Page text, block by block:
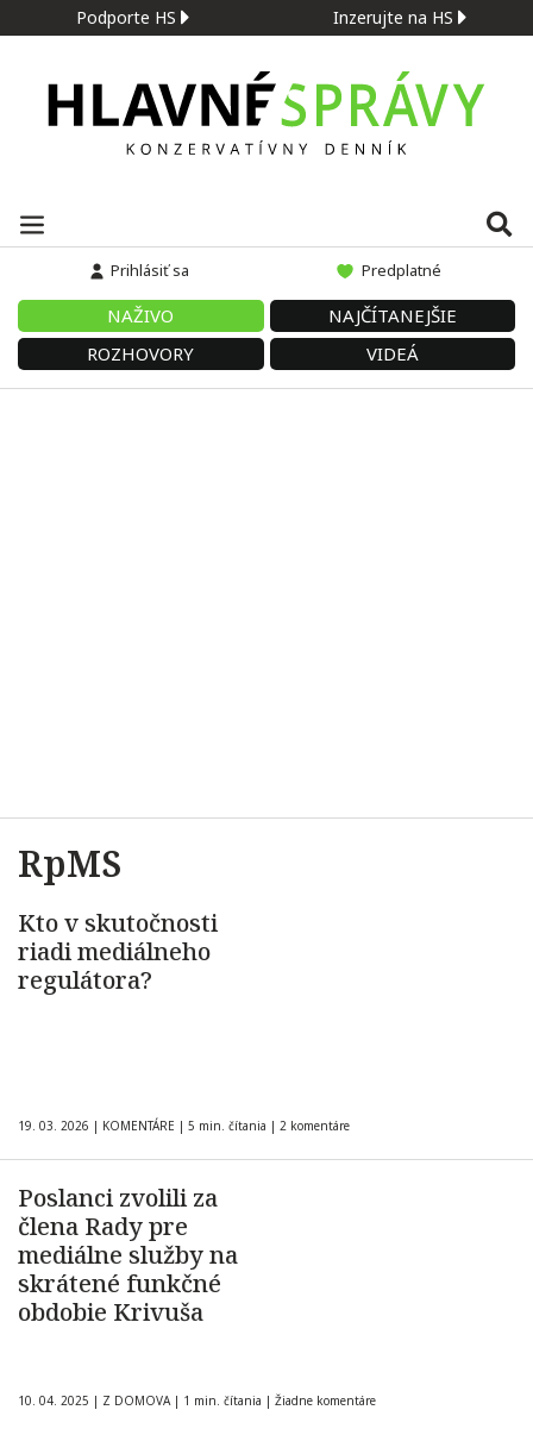
Podporte HS Inzerujte na HS
Prihlásiť sa Predplatné
NAŽIVO
NAJČÍTANEJŠIE
ROZHOVORY
VIDEÁ
RpMS
Kto v skutočnosti
riadi mediálneho
regulátora?
19. 03. 2026 | KOMENTÁRE | 5 min. čítania | 2 komentáre
Poslanci zvolili za
člena Rady pre
mediálne služby na
skrátené funkčné
obdobie Krivuša
10. 04. 2025 | Z DOMOVA | 1 min. čítania | Žiadne komentáre